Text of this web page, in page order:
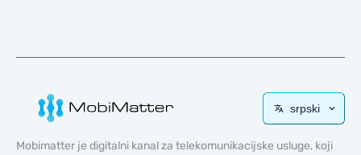
srpski
Mobimatter je digitalni kanal za telekomunikacijske usluge, koji